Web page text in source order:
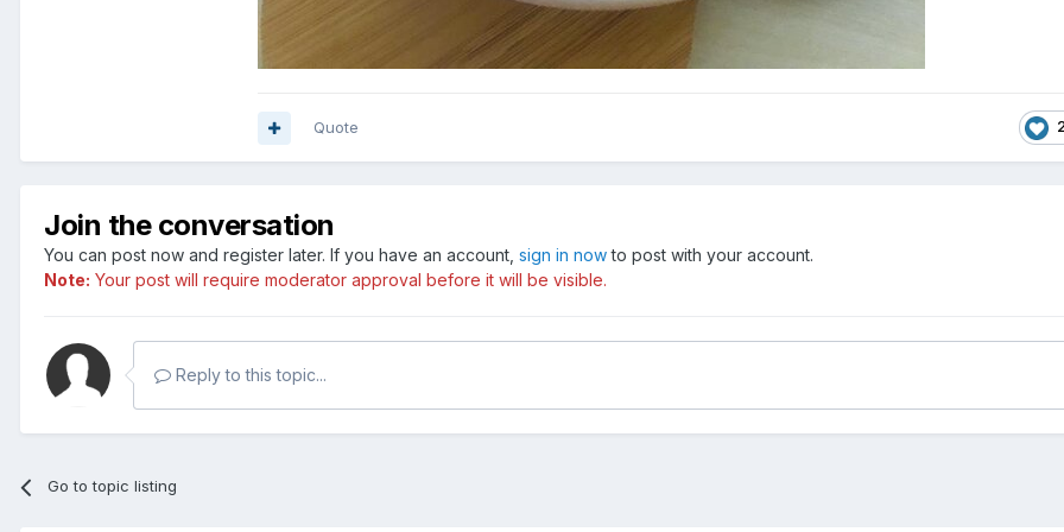
Quote
Join the conversation
You can post now and register later. If you have an account, sign in nowto post with your account.
Note: Your post will require moderator approval before it will be visible.
Reply to this topic...
Go to topic listing